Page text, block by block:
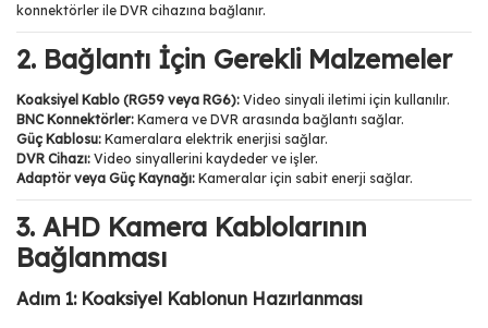
konnektörler ile DVR cihazına bağlanır.
2. Bağlantı İçin Gerekli Malzemeler
Koaksiyel Kablo (RG59 veya RG6): Video sinyali iletimi için kullanılır.
BNC Konnektörler: Kamera ve DVR arasında bağlantı sağlar.
Güç Kablosu: Kameralara elektrik enerjisi sağlar.
DVR Cihazı: Video sinyallerini kaydeder ve işler.
Adaptör veya Güç Kaynağı: Kameralar için sabit enerji sağlar.
3. AHD Kamera Kablolarının
Bağlanması
Adım 1: Koaksiyel Kablonun Hazırlanması